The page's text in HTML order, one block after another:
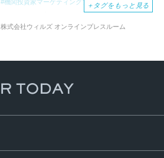
機関投資家マーケティングプラットフォーム
株主管理分野のDX化
株式優待制度
マネー倶楽部
WILL
＋ タグをもっと見る
株式会社ウィルズ オンラインプレスルーム